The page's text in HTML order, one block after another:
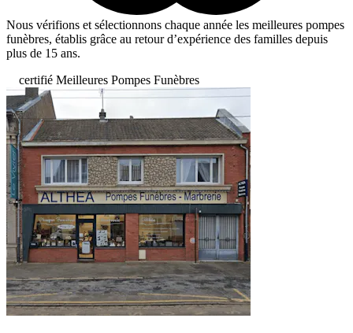
Nous vérifions et sélectionnons chaque année les meilleures pompes
funèbres, établis grâce au retour d’expérience des familles depuis
plus de 15 ans.
certifié Meilleures Pompes Funèbres